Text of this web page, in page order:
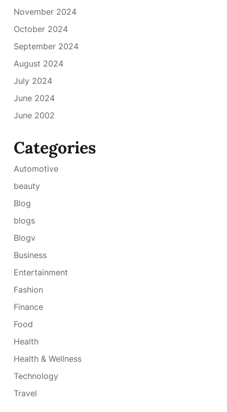
November 2024
October 2024
September 2024
August 2024
July 2024
June 2024
June 2002
Categories
Automotive
beauty
Blog
blogs
Blogv
Business
Entertainment
Fashion
Finance
Food
Health
Health & Wellness
Technology
Travel